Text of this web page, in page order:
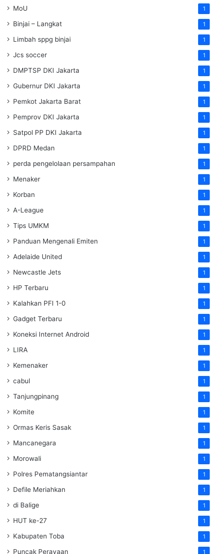
MoU 1
Binjai – Langkat 1
Limbah sppg binjai 1
Jcs soccer 1
DMPTSP DKI Jakarta 1
Gubernur DKI Jakarta 1
Pemkot Jakarta Barat 1
Pemprov DKI Jakarta 1
Satpol PP DKI Jakarta 1
DPRD Medan 1
perda pengelolaan persampahan 1
Menaker 1
Korban 1
A-League 1
Tips UMKM 1
Panduan Mengenali Emiten 1
Adelaide United 1
Newcastle Jets 1
HP Terbaru 1
Kalahkan PFI 1-0 1
Gadget Terbaru 1
Koneksi Internet Android 1
LIRA 1
Kemenaker 1
cabul 1
Tanjungpinang 1
Komite 1
Ormas Keris Sasak 1
Mancanegara 1
Morowali 1
Polres Pematangsiantar 1
Defile Meriahkan 1
di Balige 1
HUT ke-27 1
Kabupaten Toba 1
Puncak Perayaan 1